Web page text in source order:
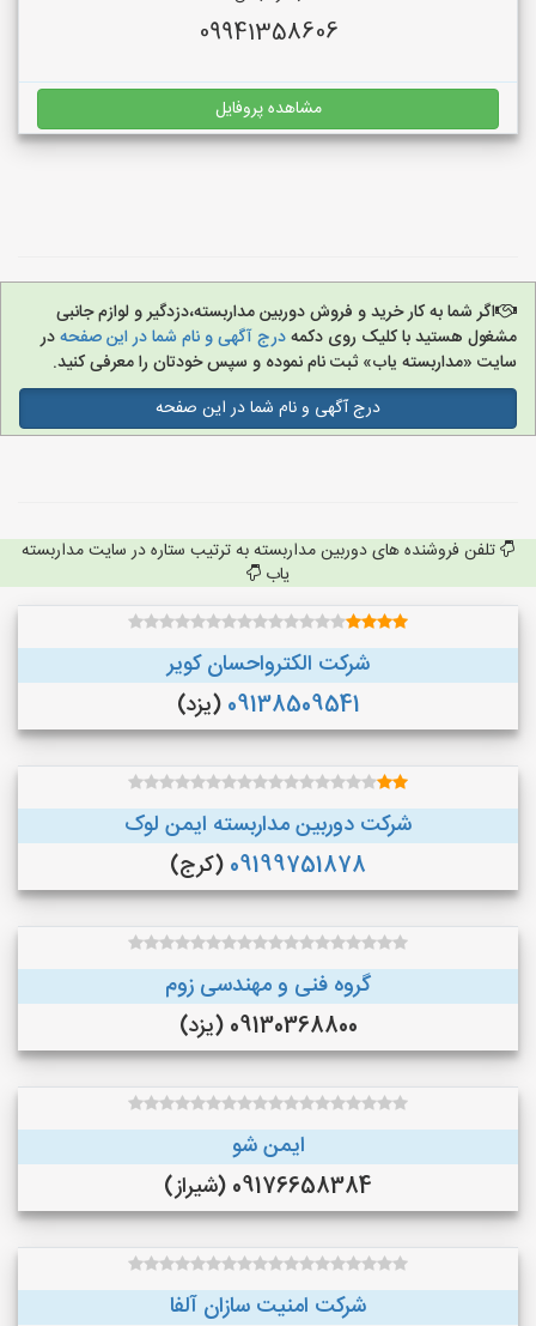
09941358606
مشاهده پروفایل
اگر شما به کار خرید و فروش دوربین مداربسته،دزدگیر و لوازم جانبی
مشغول هستید با کلیک روی دکمهدرج آگهی و نام شما در این صفحهدر
سایت «مداربسته یاب» ثبت نام نموده و سپس خودتان را معرفی کنید.
درج آگهی و نام شما در این صفحه
تلفن فروشنده های دوربین مداربسته به ترتیب ستاره در سایت مداربسته
یاب
شرکت الکترواحسان کویر
09138509541 (یزد)
شرکت دوربین مداربسته ایمن لوک
09199751878 (کرج)
گروه فنی و مهندسی زوم
09130368800 (یزد)
ایمن شو
09176658384 (شیراز)
شرکت امنیت سازان آلفا